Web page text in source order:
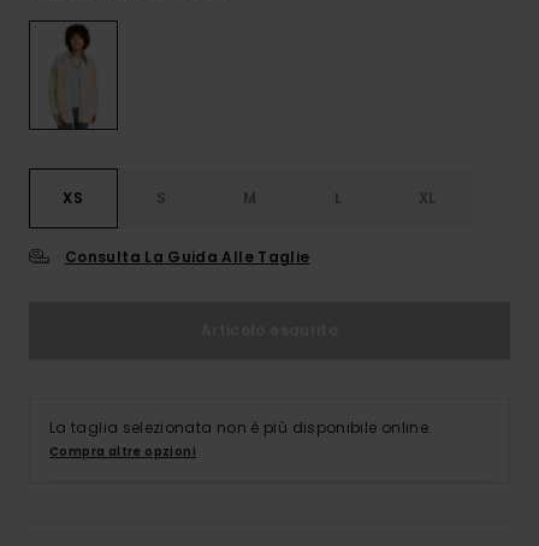
XS S M L XL
Consulta La Guida Alle Taglie
La taglia selezionata non è più disponibile online.
Compra altre opzioni